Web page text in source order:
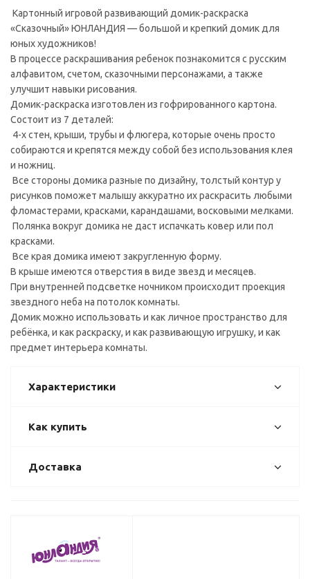
Картонный игровой развивающий домик-раскраска
«Сказочный» ЮНЛАНДИЯ — большой и крепкий домик для
юных художников!
В процессе раскрашивания ребенок познакомится с русским
алфавитом, счетом, сказочными персонажами, а также
улучшит навыки рисования.
Домик-раскраска изготовлен из гофрированного картона.
Состоит из 7 деталей:
4-х стен, крыши, трубы и флюгера, которые очень просто
собираются и крепятся между собой без использования клея
и ножниц.
Все стороны домика разные по дизайну, толстый контур у
рисунков поможет малышу аккуратно их раскрасить любыми
фломастерами, красками, карандашами, восковыми мелками.
Полянка вокруг домика не даст испачкать ковер или пол
красками.
Все края домика имеют закругленную форму.
В крыше имеются отверстия в виде звезд и месяцев.
При внутренней подсветке ночником происходит проекция
звездного неба на потолок комнаты.
Домик можно использовать и как личное пространство для
ребёнка, и как раскраску, и как развивающую игрушку, и как
предмет интерьера комнаты.
Характеристики
Как купить
Доставка